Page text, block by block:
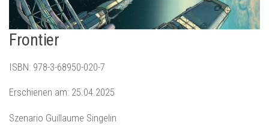
Frontier
ISBN: 978-3-68950-020-7
Erschienen am: 25.04.2025
Szenario Guillaume Singelin